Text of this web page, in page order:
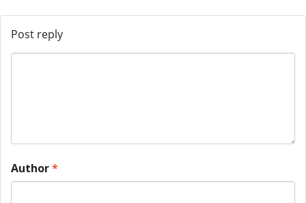
Post reply
Author*